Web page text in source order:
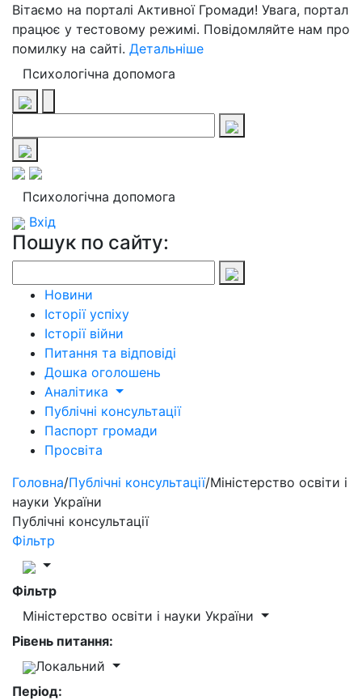
Вітаємо на порталі Активної Громади! Увага, портал
працює у тестовому режимі. Повідомляйте нам про
помилку на сайті. Детальніше
Психологічна допомога
Психологічна допомога
Вхід
Пошук по сайту:
Новини
Історії успіху
Історії війни
Питання та відповіді
Дошка оголошень
Аналітика
Публічні консультації
Паспорт громади
Просвіта
Головна/Публічні консультації/Міністерство освіти і
науки України
Публічні консультації
Фільтр
Фільтр
Міністерство освіти і науки України
Рівень питання:
Локальний
Період: